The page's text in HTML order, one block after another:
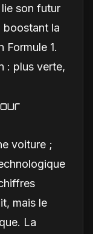
son futur
boostant la
Formule 1.
: plus verte,
voiture ;
mais le
La